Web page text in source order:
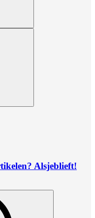
Alsjeblieft!